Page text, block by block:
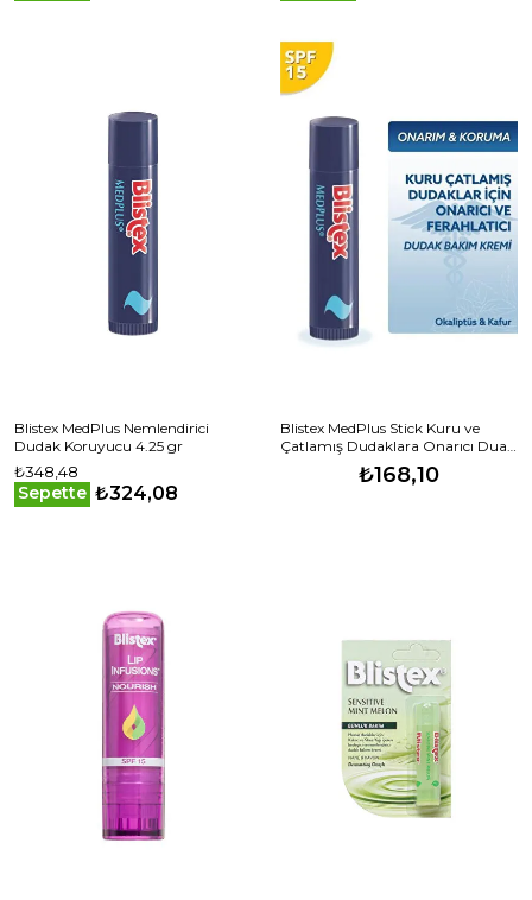
Blistex MedPlus Nemlendirici
Dudak Koruyucu 4.25 gr
₺348,48
Sepette ₺324,08
Blistex MedPlus Stick Kuru ve
Çatlamış Dudaklara Onarıcı Duak
Bakım Kremi 4,25 gr
₺168,10